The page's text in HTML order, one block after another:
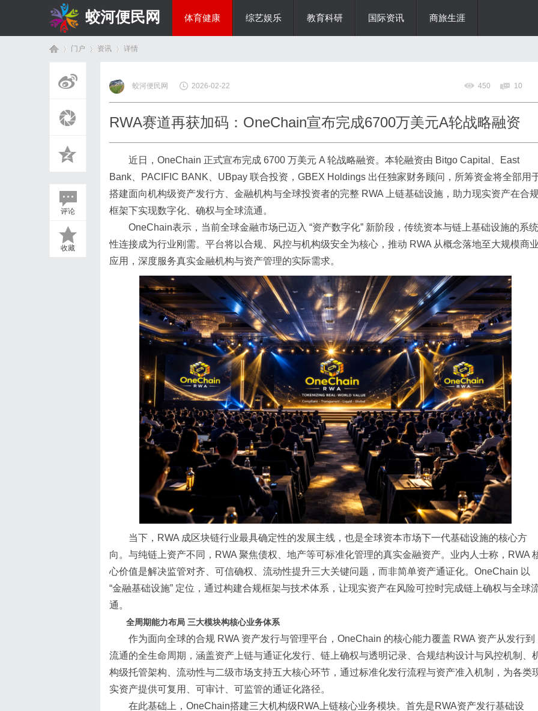
蛟河便民网 体育健康 综艺娱乐 教育科研 国际资讯 商旅生涯
门户 资讯
›
详情
评论
收藏
蛟河便民网 2026-02-22 450 10
RWA赛道再获加码：OneChain宣布完成6700万美元A轮战略融资
近日，OneChain 正式宣布完成 6700 万美元 A 轮战略融资。本轮融资由 Bitgo Capital、East
Bank、PACIFIC BANK、UBpay 联合投资，GBEX Holdings 出任独家财务顾问，所筹资金将全部用
搭建面向机构级资产发行方、金融机构与全球投资者的完整 RWA 上链基础设施，助力现实资产在合
框架下实现数字化、确权与全球流通。
OneChain表示，当前全球金融市场已迈入 “资产数字化” 新阶段，传统资本与链上基础设施的系统
性连接成为行业刚需。平台将以合规、风控与机构级安全为核心，推动 RWA 从概念落地至大规模商
应用，深度服务真实金融机构与资产管理的实际需求。
当下，RWA 成区块链行业最具确定性的发展主线，也是全球资本市场下一代基础设施的核心方
向。与纯链上资产不同，RWA 聚焦债权、地产等可标准化管理的真实金融资产。业内人士称，RWA
心价值是解决监管对齐、可信确权、流动性提升三大关键问题，而非简单资产通证化。OneChain 以
“金融基础设施” 定位，通过构建合规框架与技术体系，让现实资产在风险可控时完成链上确权与全球
通。
全周期能力布局 三大模块构核心业务体系
作为面向全球的合规 RWA 资产发行与管理平台，OneChain 的核心能力覆盖 RWA 资产从发行到
流通的全生命周期，涵盖资产上链与通证化发行、链上确权与透明记录、合规结构设计与风控机制、
构级托管架构、流动性与二级市场支持五大核心环节，通过标准化发行流程与资产准入机制，为各类
实资产提供可复用、可审计、可监管的通证化路径。
在此基础上，OneChain搭建三大机构级RWA上链核心业务模块。首先是RWA资产发行基础设